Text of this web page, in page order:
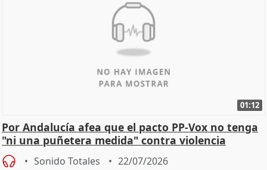
01:12
Por Andalucía afea que el pacto PP-Vox no tenga
"ni una puñetera medida" contra violencia
machista
Sonido Totales 22/07/2026